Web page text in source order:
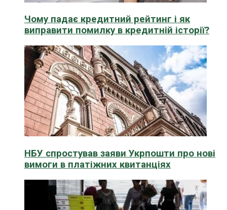
Чому падає кредитний рейтинг і як
виправити помилку в кредитній історії?
НБУ спростував заяви Укрпошти про нові
вимоги в платіжних квитанціях